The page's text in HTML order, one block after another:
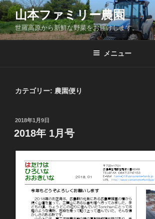
コ
ン
テ
ン
山本ファミリー農園
世羅高原から新鮮な野菜をお届けします。
メニュー
カテゴリー: 農園便り
投
稿
日:
2018年1月9日
2018年 1月号